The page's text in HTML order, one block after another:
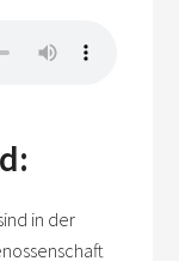
in der